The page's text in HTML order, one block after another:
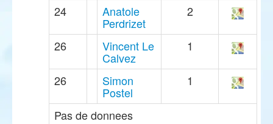
24 Anatole
Perdrizet
2
26 Vincent Le
Calvez
1
26 Simon
Postel
1
Pas de donnees